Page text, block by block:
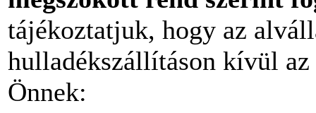
tájékoztatjuk, hogy az
hulladékszállításon kívül
Önnek: